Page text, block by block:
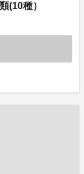
(10種）